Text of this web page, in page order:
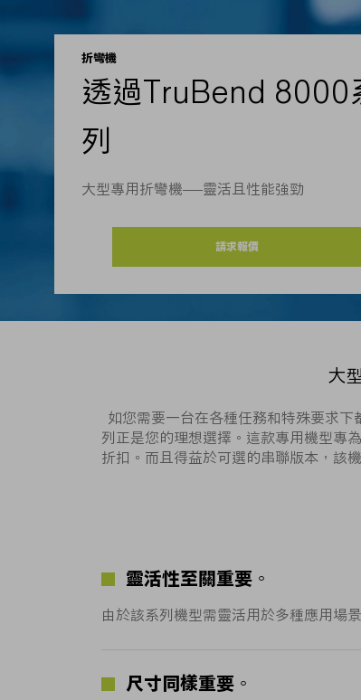
折彎機
透過TruBend 8000
列
大型專用折彎機——靈活且性能強勁
請求報價
大
如您需要一台在各種任務和特殊要求
列正是您的理想選擇。這款專用機型專
折扣。而且得益於可選的串聯版本，該
靈活性至關重要。
由於該系列機型需靈活用於多種應用場
尺寸同樣重要。